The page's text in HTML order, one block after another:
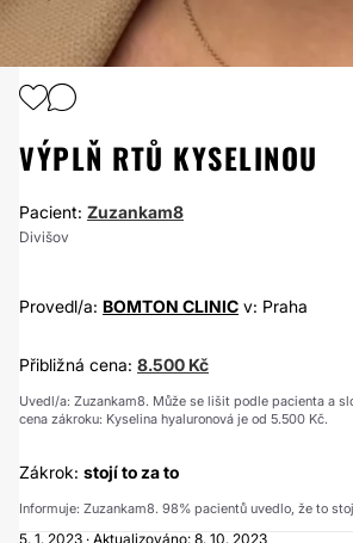
VÝPLŇ RTŮ KYSELINOU
Pacient: Zuzankam8
Divišov
Provedl/a: BOMTON CLINIC v: Praha
Přibližná cena: 8.500 Kč
Uvedl/a: Zuzankam8. Může se lišit podle pacienta a
cena zákroku: Kyselina hyaluronová je od 5.500 Kč.
Zákrok: stojí to za to
Informuje: Zuzankam8. 98% pacientů uvedlo, že to
5. 1. 2023 · Aktualizováno: 8. 10. 2023